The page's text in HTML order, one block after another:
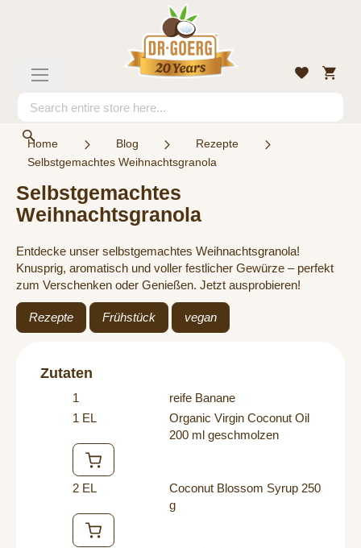
Search
Wishlist
My
Cart
Home Blog
Rezepte
Selbstgemachtes Weihnachtsgranola
Selbstgemachtes
Weihnachtsgranola
Entdecke unser selbstgemachtes Weihnachtsgranola!
Knusprig, aromatisch und voller festlicher Gewürze – perfekt
zum Verschenken oder Genießen. Jetzt ausprobieren!
Rezepte Frühstück vegan
Zutaten
1
reife Banane
1 EL
Organic Virgin Coconut Oil
200 ml geschmolzen
2 EL
Coconut Blossom Syrup 250
g